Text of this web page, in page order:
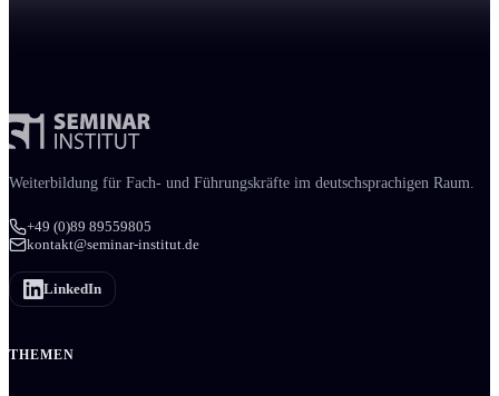
Weiter­bildung für Fach- und Führungs­kräfte im deutschsprachigen Raum.
+49 (0)89 89559805
kontakt@seminar-institut.de
LinkedIn
THEMEN